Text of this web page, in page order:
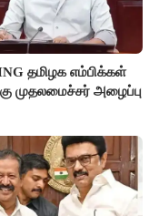
தமிழக எம்பிக்கள்
முதலமைச்சர் அழைப்பு